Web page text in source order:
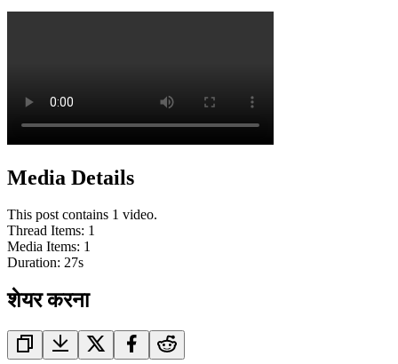
Media Details
This post contains 1 video.
Thread Items: 1
Media Items: 1
Duration: 27s
शेयर करना